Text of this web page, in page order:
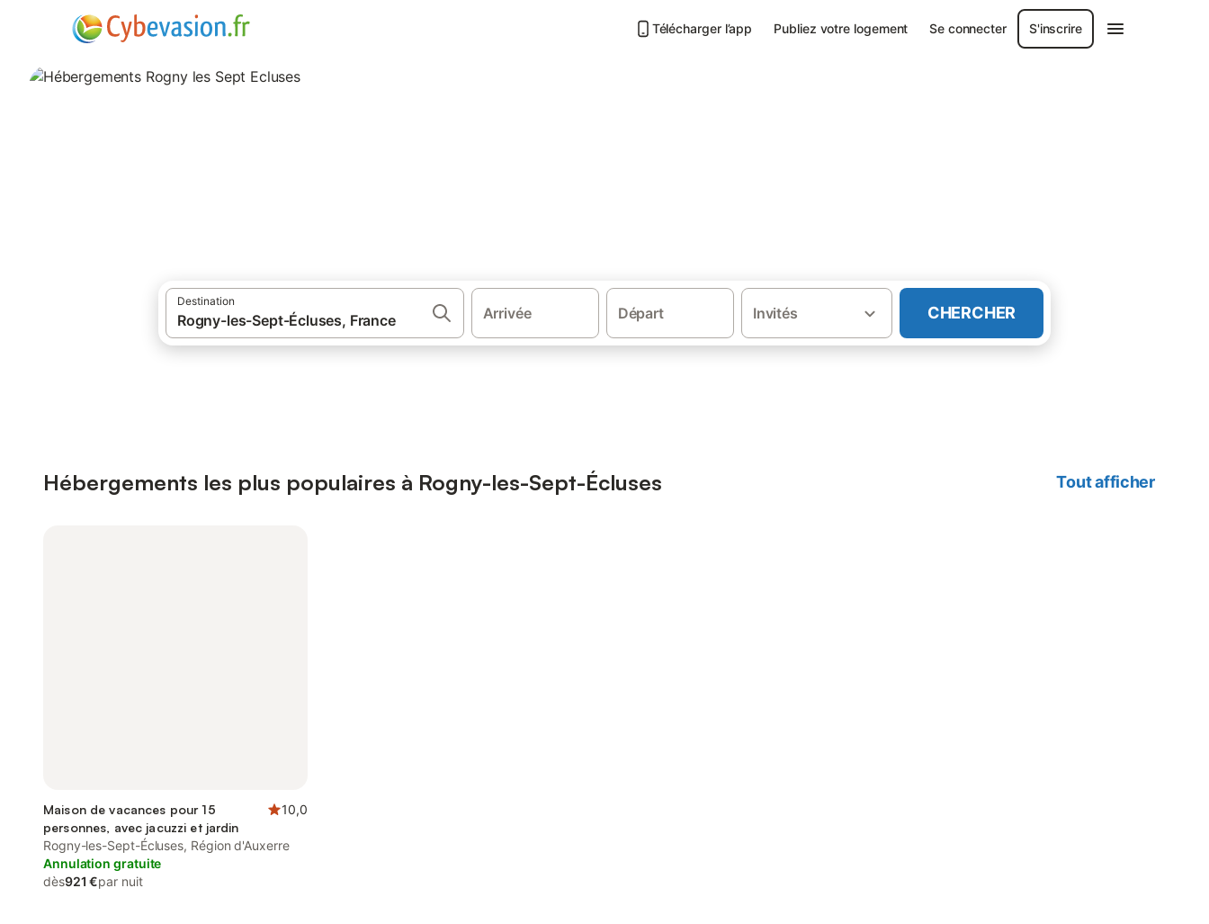
Télécharger l’app Publiez votre logement Se connecter S'inscrire
Destination
Arrivée Départ Invités CHERCHER
Hébergements les plus populaires à Rogny-les-Sept-Écluses Tout afficher
Maison de vacances pour 15
personnes, avec jacuzzi et jardin
10,0
Rogny-les-Sept-Écluses, Région d'Auxerre
Annulation gratuite
dès921 €par nuit